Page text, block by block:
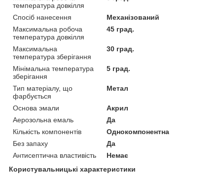
температура довкілля
Спосіб нанесення
Механізований
Максимальна робоча
температура довкілля
45 град.
Максимальна
температура зберігання
30 град.
Мінімальна температура
зберігання
5 град.
Тип матеріалу, що
фарбується
Метал
Основа эмали
Акрил
Аерозольна емаль
Да
Кількість компонентів
Однокомпонентна
Без запаху
Да
Антисептична властивість
Немає
Користувальницькі характеристики